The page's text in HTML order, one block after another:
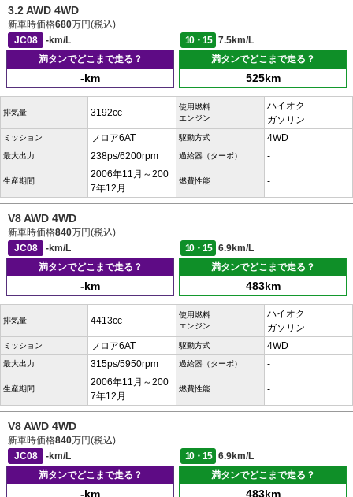
3.2 AWD 4WD
新車時価格680万円(税込)
JC08
-km/L 10・15
7.5km/L
満タンでどこまで走る？
-km
満タンでどこまで走る？
525km
排気量 3192cc
使用燃料
エンジン
ハイオク
ガソリン
ミッション フロア6AT 駆動方式 4WD
最大出力 238ps/6200rpm 過給器（ターボ） -
生産期間
2006年11月～200
7年12月
燃費性能 -
V8 AWD 4WD
新車時価格840万円(税込)
JC08
-km/L 10・15
6.9km/L
満タンでどこまで走る？
-km
満タンでどこまで走る？
483km
排気量 4413cc
使用燃料
エンジン
ハイオク
ガソリン
ミッション フロア6AT 駆動方式 4WD
最大出力 315ps/5950rpm 過給器（ターボ） -
生産期間
2006年11月～200
7年12月
燃費性能 -
V8 AWD 4WD
新車時価格840万円(税込)
JC08
-km/L 10・15
6.9km/L
満タンでどこまで走る？
-km
満タンでどこまで走る？
483km